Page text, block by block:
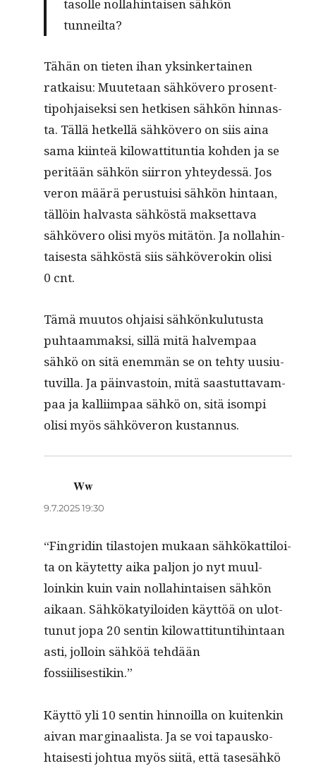
tasolle nol­lahin­taisen sähkön
tunneilta?
Tähän on tieten ihan yksinker­tainen
ratkaisu: Muute­taan sähkövero pros­ent­
tipo­h­jaisek­si sen het­kisen sähkön hin­nas­
ta. Täl­lä het­kel­lä sähkövero on siis aina
sama kiin­teä kilo­wat­ti­tun­tia kohden ja se
per­itään sähkön siir­ron yhtey­dessä. Jos
veron määrä perus­tu­isi sähkön hin­taan,
täl­löin hal­vas­ta sähköstä mak­set­ta­va
sähkövero olisi myös mitätön. Ja nol­lahin­
tais­es­ta sähköstä siis sähköverokin olisi
0 cnt.
Tämä muu­tos ohjaisi sähkönku­lu­tus­ta
puh­taam­mak­si, sil­lä mitä halvem­paa
sähkö on sitä enem­män se on tehty uusi­u­
tuvil­la. Ja päin­vas­toin, mitä saas­tut­tavam­
paa ja kalli­im­paa sähkö on, sitä isom­pi
olisi myös sähköveron kustannus.
Ww
9.7.2025 19:30
“Fin­gridin tilas­to­jen mukaan sähkökat­tiloi­
ta on käytet­ty aika paljon jo nyt muul­
loinkin kuin vain nol­lahin­taisen sähkön
aikaan. Sähkökaty­iloiden käyt­töä on ulot­
tunut jopa 20 sentin kilo­wat­ti­tun­ti­hin­taan
asti, jol­loin sähköä tehdään
fossiilisestikin.”
Käyt­tö yli 10 sentin hin­noil­la on kuitenkin
aivan mar­gin­aal­ista. Ja se voi tapausko­
htais­es­ti johtua myös siitä, että tasesähkö